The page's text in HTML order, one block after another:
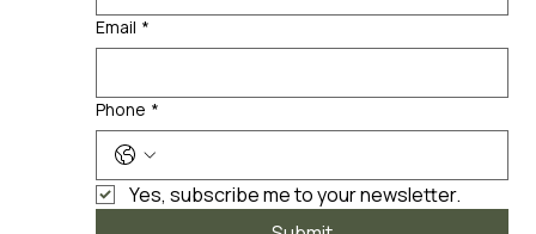
Email *
Phone *
Yes, subscribe me to your newsletter.